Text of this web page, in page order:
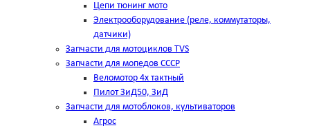
Цепи тюнинг мото
Электрооборудование (реле, коммутаторы,
датчики)
Запчасти для мотоциклов TVS
Запчасти для мопедов СССР
Веломотор 4х тактный
Пилот ЗиД50, ЗиД
Запчасти для мотоблоков, культиваторов
Агрос